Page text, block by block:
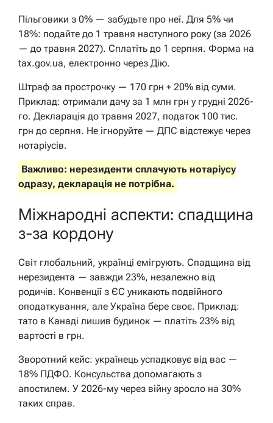
Пільговики з 0% — забудьте про неї. Для 5% чи
18%: подайте до 1 травня наступного року (за 2026
— до травня 2027). Сплатіть до 1 серпня. Форма на
tax.gov.ua, електронно через Дію.
Штраф за прострочку — 170 грн + 20% від суми.
Приклад: отримали дачу за 1 млн грн у грудні 2026-
го. Декларація до травня 2027, податок 100 тис.
грн до серпня. Не ігноруйте — ДПС відстежує через
нотаріусів.
Важливо: нерезиденти сплачують нотаріусу
одразу, декларація не потрібна.
Міжнародні аспекти: спадщина
з-за кордону
Світ глобальний, українці емігрують. Спадщина від
нерезидента — завжди 23%, незалежно від
родичів. Конвенції з ЄС уникають подвійного
оподаткування, але Україна бере своє. Приклад:
тато в Канаді лишив будинок — платіть 23% від
вартості в грн.
Зворотний кейс: українець успадковує від вас —
18% ПДФО. Консульства допомагають з
апостилем. У 2026-му через війну зросло на 30%
таких справ.